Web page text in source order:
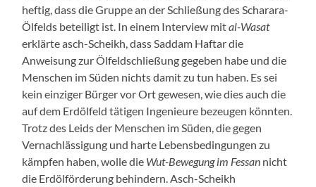
heftig, dass die Gruppe an der Schließung des Scharara-
Ölfelds beteiligt ist. In einem Interview mital-Wasat
erklärte asch-Scheikh, dass Saddam Haftar die
Anweisung zur Ölfeldschließung gegeben habe und die
Menschen im Süden nichts damit zu tun haben. Es sei
kein einziger Bürger vor Ort gewesen, wie dies auch die
auf dem Erdölfeld tätigen Ingenieure bezeugen könnten.
Trotz des Leids der Menschen im Süden, die gegen
Vernachlässigung und harte Lebensbedingungen zu
kämpfen haben, wolle die Wut-Bewegung im Fessan nicht
die Erdölförderung behindern. Asch-Scheikh